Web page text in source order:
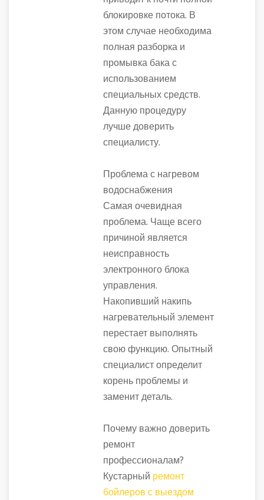
блокировке потока. В
этом случае необходима
полная разборка и
промывка бака с
использованием
специальных средств.
Данную процедуру
лучше доверить
специалисту.
Проблема с нагревом
водоснабжения
Самая очевидная
проблема. Чаще всего
причиной является
неисправность
электронного блока
управления.
Накопивший накипь
нагревательный элемент
перестает выполнять
свою функцию. Опытный
специалист определит
корень проблемы и
заменит деталь.
Почему важно доверить
ремонт
профессионалам?
Кустарный ремонт
бойлеров с выездом